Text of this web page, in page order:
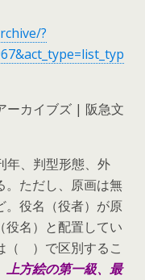
?
ーカイブズ | 阪急文
、判型形態、外
。ただし、原画は無
。役名（役者）が原
役名）と配置してい
（ ）で区別するこ
上方絵の第一級、最